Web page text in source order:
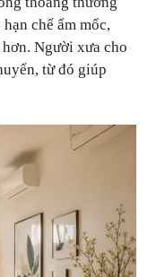
chế ẩm mốc,
Người xưa cho
từ đó giúp